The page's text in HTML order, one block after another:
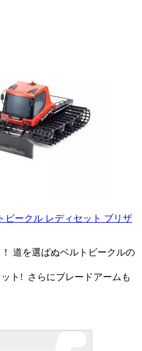
ビークル レディセット ブリザ
道を選ばぬベルトビークルの
ト! さらにブレードアームも